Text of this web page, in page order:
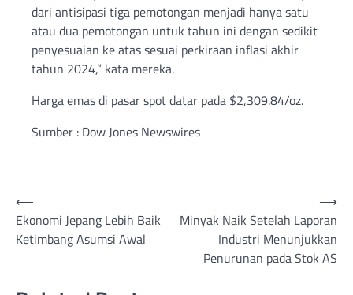
dari antisipasi tiga pemotongan menjadi hanya satu
atau dua pemotongan untuk tahun ini dengan sedikit
penyesuaian ke atas sesuai perkiraan inflasi akhir
tahun 2024,” kata mereka.
Harga emas di pasar spot datar pada $2,309.84/oz.
Sumber : Dow Jones Newswires
Post
navigation
⟵
Ekonomi Jepang Lebih Baik
Ketimbang Asumsi Awal
Minyak Naik Setelah Laporan
Industri Menunjukkan
Penurunan pada Stok AS
⟶